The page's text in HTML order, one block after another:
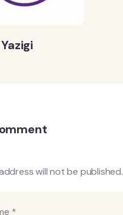
will not be published.